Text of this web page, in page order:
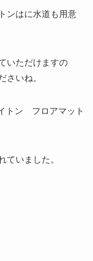
ンはに水道も用意
いただけますの
さいね。
ていました。